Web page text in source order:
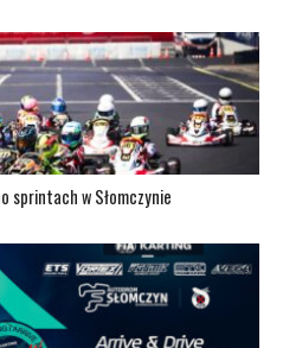
sprintach w Słomczynie